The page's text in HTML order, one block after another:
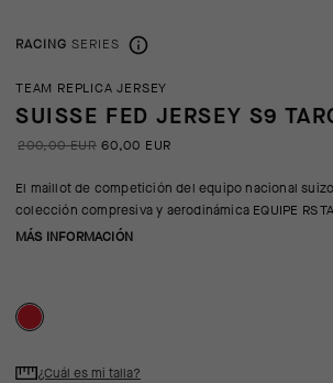
RACING SERIES
TEAM REPLICA JERSEY
SUISSE FED JERSEY S9
200,00 EUR 60,00 EUR
El maillot de competición del equipo nacional
colección compresiva y aerodinámica EQUIPE RS
MÁS INFORMACIÓN
¿Cuál es mi talla?